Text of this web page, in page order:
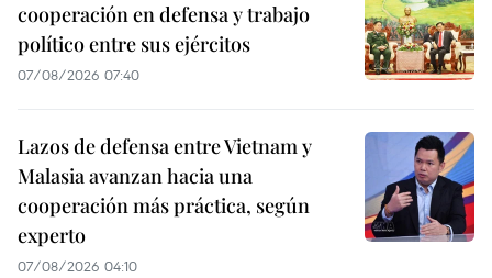
cooperación en defensa y trabajo
político entre sus ejércitos
07/08/2026 07:40
Lazos de defensa entre Vietnam y
Malasia avanzan hacia una
cooperación más práctica, según
experto
07/08/2026 04:10